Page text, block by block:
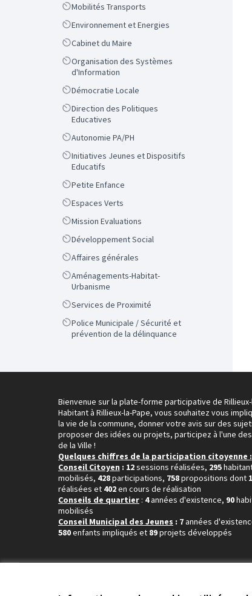
ScopeMobilités Transports
ScopeEnvironnement et Energies
ScopeCabinet du Maire
Scope
Organisation des Systèmes
d'Information
ScopeDémocratie Locale
Scope
Direction des Politiques
Educatives
ScopeAutonomie PA/PH
Scope
Initiatives Jeunes et Dispositifs
Educatifs
ScopePetite Enfance
ScopeEspaces Verts
ScopeMission Evaluations
ScopeDéveloppement Social
ScopeAffaires générales
Scope
Aménagements-Habitat-
Urbanisme
ScopeServices de Proximité
Scope
Police Municipale / Sécurité et
prévention de la délinquance
Bienvenue sur la plate-forme participative de Rillieux-
Habitant à Rillieux-la-Pape, vous souhaitez vous
la vie de la commune, donner votre avis sur des
proposer des idées ou projets, participez à l'une
de la Ville !
Quelques chiffres de la participation citoyenne :
Conseil Citoyen : 12sessions réalisées, 295
mobilisés, 428participations, 758propositions dont
réalisées et 402en cours de réalisation
Conseils de quartier : 4années d'existence, 90
mobilisés
Conseil Municipal des Jeunes : 7années
580enfants impliqués et 89projets développés